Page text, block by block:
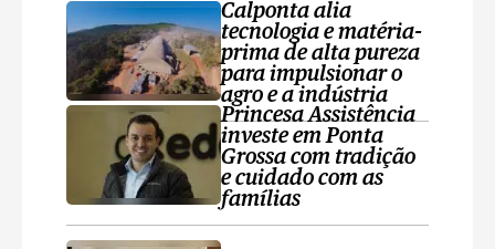
Calponta alia
tecnologia e matéria-
prima de alta pureza
para impulsionar o
agro e a indústria
Princesa Assistência
investe em Ponta
Grossa com tradição
e cuidado com as
famílias